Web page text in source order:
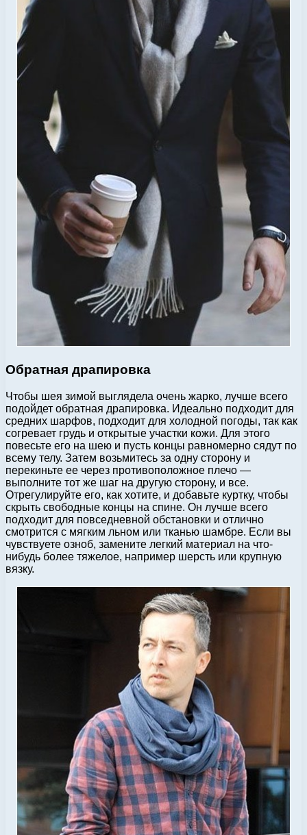
Обратная драпировка
Чтобы шея зимой выглядела очень жарко, лучше всего
подойдет обратная драпировка. Идеально подходит для
средних шарфов, подходит для холодной погоды, так как
согревает грудь и открытые участки кожи. Для этого
повесьте его на шею и пусть концы равномерно сядут по
всему телу. Затем возьмитесь за одну сторону и
перекиньте ее через противоположное плечо —
выполните тот же шаг на другую сторону, и все.
Отрегулируйте его, как хотите, и добавьте куртку, чтобы
скрыть свободные концы на спине. Он лучше всего
подходит для повседневной обстановки и отлично
смотрится с мягким льном или тканью шамбре. Если вы
чувствуете озноб, замените легкий материал на что-
нибудь более тяжелое, например шерсть или крупную
вязку.